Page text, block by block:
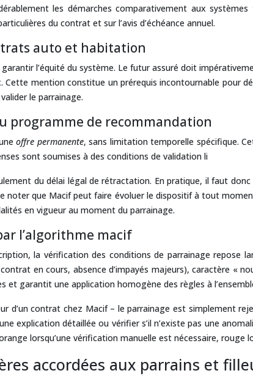
les démarches comparativement aux
du contrat et sur l’avis d’échéance annuel.
auto et habitation
l’équité du système. Le futur assuré doit
mention constitue un prérequis incontournable pour
le parrainage.
programme de recommandation
offre permanente, sans limitation temporelle spécifique.
sont soumises à des conditions de validation li
du délai légal de rétractation. En pratique, il faut
noter que Macif peut faire évoluer le dispositif à tout
en vigueur au moment du parrainage.
l’algorithme macif
la vérification des conditions de parrainage repose
en cours, absence d’impayés majeurs), caractère «
garantit une application homogène des règles à
d’un contrat chez Macif – le parrainage est simplement
explication détaillée ou vérifier s’il n’existe pas une
lorsqu’une vérification manuelle est nécessaire, rouge
accordées aux parrains et